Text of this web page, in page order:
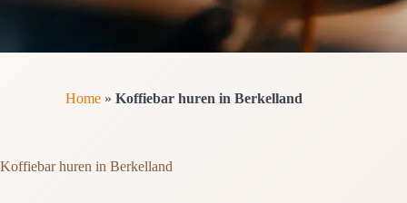
Home» Koffiebar huren in Berkelland
Koffiebar huren in Berkelland